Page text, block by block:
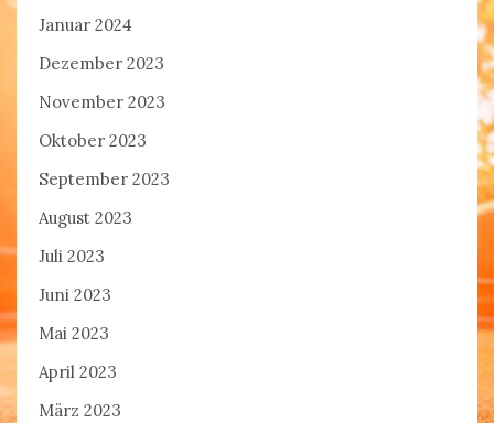
Januar 2024
Dezember 2023
November 2023
Oktober 2023
September 2023
August 2023
Juli 2023
Juni 2023
Mai 2023
April 2023
März 2023